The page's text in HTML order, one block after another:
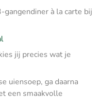
à la carte bij
jij precies wat je
uiensoep, ga daarna
een smaakvolle